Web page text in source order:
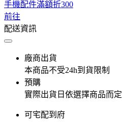
手機配件滿額折300
前往
配送資訊
廠商出貨
本商品不受24h到貨限制
預購
實際出貨日依選擇商品而定
可宅配到府